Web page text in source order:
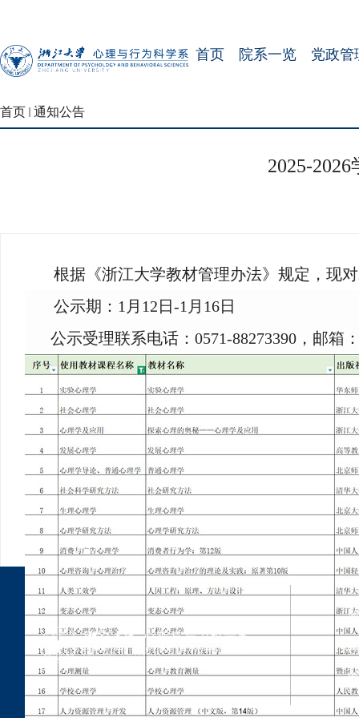
首页 院系一览 党政管
首页 通知公告
2025-
根据《浙江大学教材管理办法》规定，现
公示期： 1月12日-1月16日
公示受理联系电话：0571-88273390，邮箱